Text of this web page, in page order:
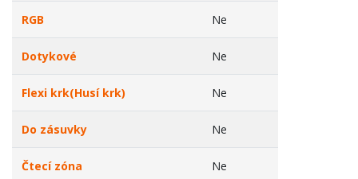
RGB Ne
Dotykové Ne
Flexi krk(Husí krk) Ne
Do zásuvky Ne
Čtecí zóna Ne